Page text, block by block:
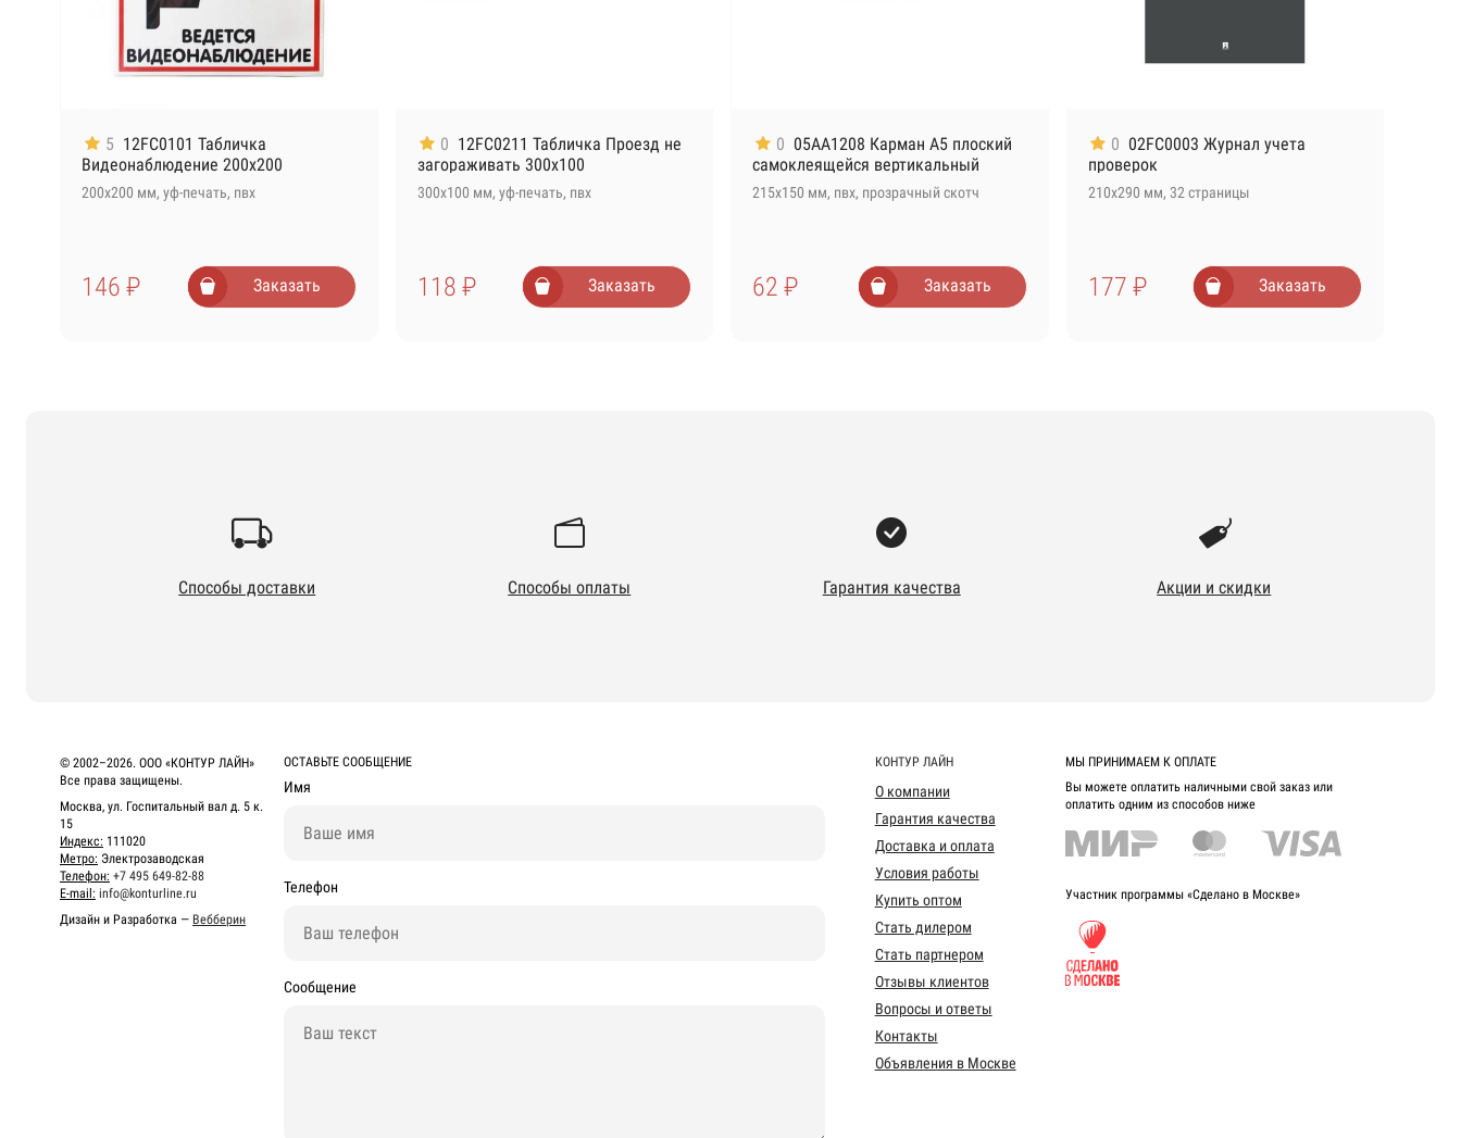
5 12FC0101 Табличка
Видеонаблюдение 200х200
200х200 мм, уф-печать, пвх
146 ₽ Заказать
0 12FC0211 Табличка Проезд не
загораживать 300х100
300х100 мм, уф-печать, пвх
118 ₽ Заказать
0 05AA1208 Карман А5 плоский
самоклеящейся вертикальный
215х150 мм, пвх, прозрачный скотч
62 ₽ Заказать
0 02FC0003 Журнал учета
проверок
210х290 мм, 32 страницы
177 ₽ Заказать
Способы доставки Способы оплаты Гарантия качества Акции и скидки
© 2002–2026. ООО «КОНТУР ЛАЙН»
Все права защищены.
Москва, ул. Госпитальный вал д. 5 к.
15
Индекс: 111020
Метро: Электрозаводская
Телефон: +7 495 649-82-88
E-mail: info@konturline.ru
Дизайн и Разработка — Вебберин
ОСТАВЬТЕ СООБЩЕНИЕ
Имя
Телефон
Сообщение
КОНТУР ЛАЙН
О компании
Гарантия качества
Доставка и оплата
Условия работы
Купить оптом
Стать дилером
Стать партнером
Отзывы клиентов
Вопросы и ответы
Контакты
Объявления в Москве
МЫ ПРИНИМАЕМ К ОПЛАТЕ
Вы можете оплатить наличными свой заказ или
оплатить одним из способов ниже
Участник программы «Сделано в Москве»